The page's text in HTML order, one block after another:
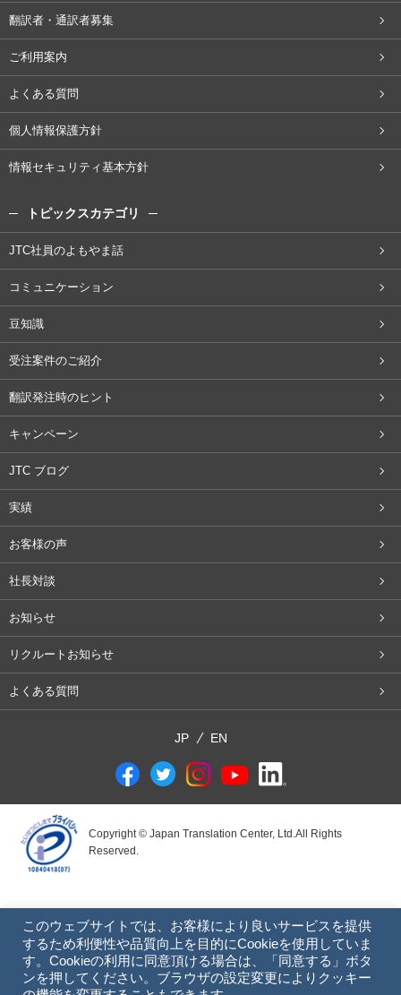
翻訳者・通訳者募集
ご利用案内
よくある質問
個人情報保護方針
情報セキュリティ基本方針
トピックスカテゴリ
JTC社員のよもやま話
コミュニケーション
豆知識
受注案件のご紹介
翻訳発注時のヒント
キャンペーン
JTC ブログ
実績
お客様の声
社長対談
お知らせ
リクルートお知らせ
よくある質問
JP EN
Copyright © Japan Translation Center, Ltd.All Rights
Reserved.
このウェブサイトでは、お客様により良いサービスを提供
するため利便性や品質向上を目的にCookieを使用していま
す。Cookieの利用に同意頂ける場合は、「同意する」ボタ
ンを押してください。ブラウザの設定変更によりクッキー